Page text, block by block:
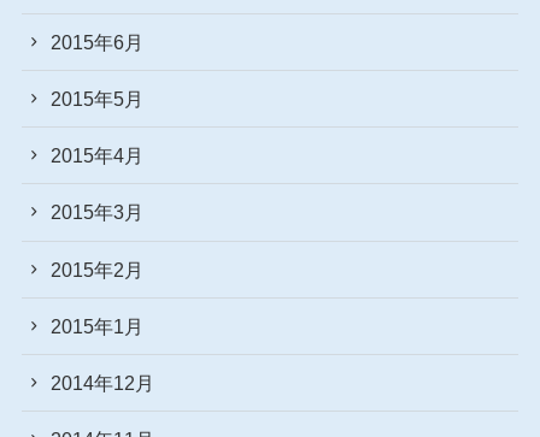
2015年6月
2015年5月
2015年4月
2015年3月
2015年2月
2015年1月
2014年12月